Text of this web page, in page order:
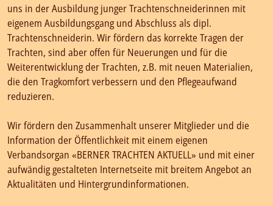
uns in der Ausbildung junger Trachtenschneiderinnen mit
eigenem Ausbildungsgang und Abschluss als dipl.
Trachtenschneiderin. Wir fördern das korrekte Tragen der
Trachten, sind aber offen für Neuerungen und für die
Weiterentwicklung der Trachten, z.B. mit neuen Materialien,
die den Tragkomfort verbessern und den Pflegeaufwand
reduzieren.
Wir fördern den Zusammenhalt unserer Mitglieder und die
Information der Öffentlichkeit mit einem eigenen
Verbandsorgan «BERNER TRACHTEN AKTUELL» und mit einer
aufwändig gestalteten Internetseite mit breitem Angebot an
Aktualitäten und Hintergrundinformationen.